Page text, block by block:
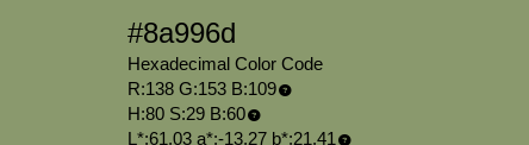
#8a996d
Hexadecimal Color Code
R:138 G:153 B:109
H:80 S:29 B:60
L*:61.03 a*:-13.27 b*:21.41